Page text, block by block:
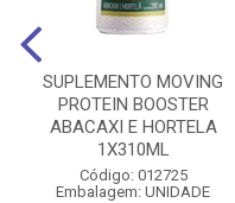
SUPLEMENTO MOVING
PROTEIN BOOSTER
ABACAXI E HORTELA
1X310ML
Código: 012725
Embalagem: UNIDADE